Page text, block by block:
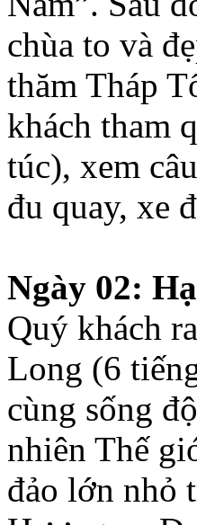
chùa to và
thăm Tháp
khách tham
túc), xem
đu quay, xe
Ngày 02:
Quý khách
Long (6
cùng sống
nhiên Thế
đảo lớn nhỏ